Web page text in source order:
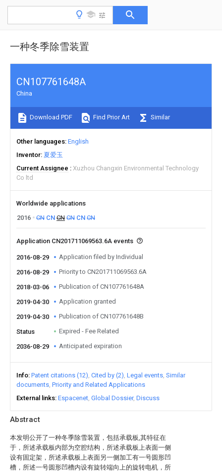
一种冬季除雪装置
Abstract
本发明公开了一种冬季除雪装置，包括承载板,其特征在
于，所述承载板内部为空腔结构，所述承载板上表面一侧
设有固定架，所述承载板上表面另一侧加工有一号圆形凹
槽，所述一号圆形凹槽内设有旋转端向上的旋转电机，所
CN107761648A
China
Download PDF Find Prior Art Similar
Other languages English
Inventor 夏爱玉
Current Assignee
Xuzhou Changxin Environmental Technology
Co ltd
Worldwide applications
2016
CN CN CN CN CN CN
Application CN201711069563.6A events
2016-08-29 Application filed by Individual
2016-08-29 Priority to CN201711069563.6A
2018-03-06 Publication of CN107761648A
2019-04-30 Application granted
2019-04-30 Publication of CN107761648B
Status Expired - Fee Related
2036-08-29 Anticipated expiration
Info Patent citations (12) Cited by (2) Legal events Similar
documents Priority and Related Applications
External links Espacenet Global Dossier Discuss